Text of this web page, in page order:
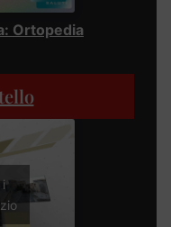
Ortopedia